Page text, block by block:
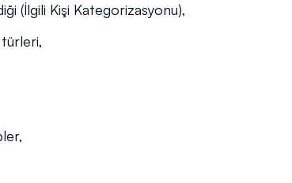
(İlgili Kişi Kategorizasyonu),